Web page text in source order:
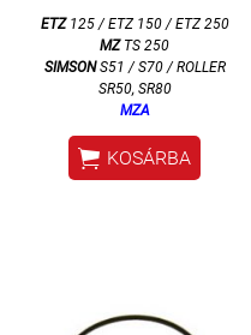
ETZ 125 / ETZ 150 / ETZ 250
MZTS 250
SIMSONS51 / S70 / ROLLER
SR50, SR80
MZA
 KOSÁRBA